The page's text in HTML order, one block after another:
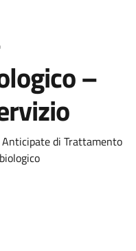
–
di Trattamento